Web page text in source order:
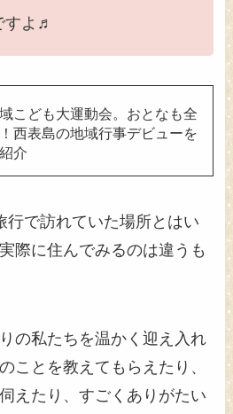
すよ♬
こども大運動会。おとなも全
西表島の地域行事デビューを
介
行で訪れていた場所とはい
際に住んでみるのは違うも
の私たちを温かく迎え入れ
ことを教えてもらえたり、
えたり、すごくありがたい